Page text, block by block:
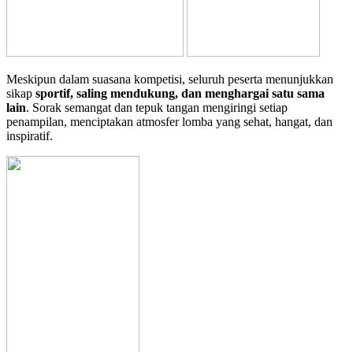
Meskipun dalam suasana kompetisi, seluruh peserta menunjukkan
sikap sportif, saling mendukung, dan menghargai satu sama
lain. Sorak semangat dan tepuk tangan mengiringi setiap
penampilan, menciptakan atmosfer lomba yang sehat, hangat, dan
inspiratif.